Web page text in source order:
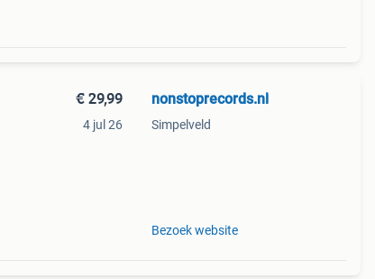
€ 29,99
4 jul 26
nonstoprecords.nl
Simpelveld
Bezoek website